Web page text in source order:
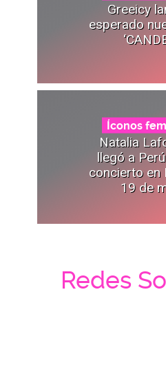
Greeicy
esperado
Íconos
Natalia
llegó a
concierto en
19 de
Redes